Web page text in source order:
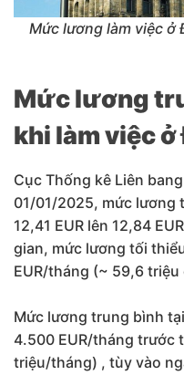
Mức lương làm việc ở
Mức lương
khi làm việc
Cục Thống kê Liên
01/01/2025, mức lương
12,41 EUR lên 12,84
gian, mức lương tối
EUR/tháng (~ 59,6
Mức lương trung bình
4.500 EUR/tháng trước
triệu/tháng) , tùy vào